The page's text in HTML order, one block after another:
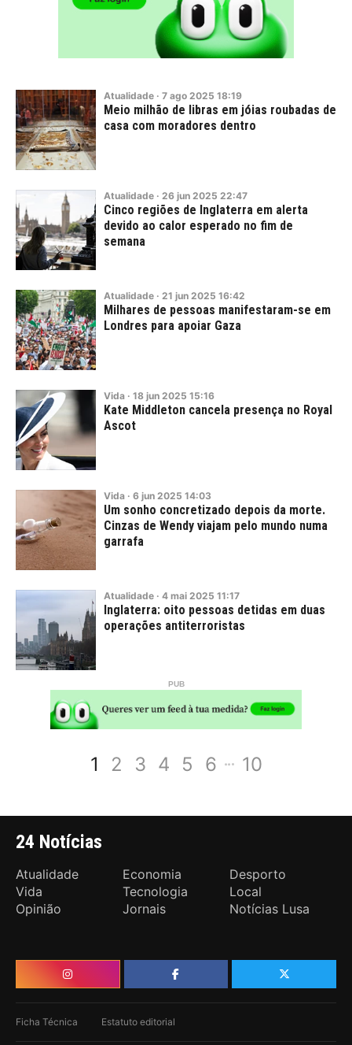
Atualidade · 7 ago 2025 18:19
Meio milhão de libras em jóias roubadas de
casa com moradores dentro
Atualidade · 26 jun 2025 22:47
Cinco regiões de Inglaterra em alerta
devido ao calor esperado no fim de
semana
Atualidade · 21 jun 2025 16:42
Milhares de pessoas manifestaram-se em
Londres para apoiar Gaza
Vida · 18 jun 2025 15:16
Kate Middleton cancela presença no Royal
Ascot
Vida · 6 jun 2025 14:03
Um sonho concretizado depois da morte.
Cinzas de Wendy viajam pelo mundo numa
garrafa
Atualidade · 4 mai 2025 11:17
Inglaterra: oito pessoas detidas em duas
operações antiterroristas
1 2 3 4 5 6 10
24 Notícias
Atualidade Economia
Desporto
Vida
Tecnologia
Local
Opinião
Jornais Notícias Lusa
Ficha Técnica Estatuto editorial